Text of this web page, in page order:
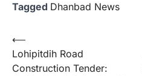
Tagged Dhanbad News
Post
navigation
⟵
Lohipitdih Road
Construction Tender: